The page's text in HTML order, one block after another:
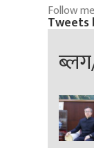
Follow
Tweets